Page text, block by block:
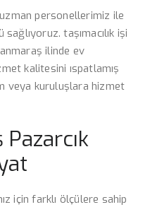
personellerimiz ile
taşımacılık işi
ilinde ev
kalitesini ıspatlamış
veya kuruluşlara hizmet
için farklı ölçülere sahip